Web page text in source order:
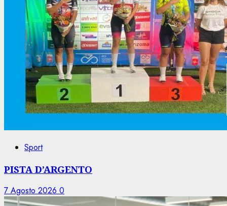
Sport
PISTA D’ARGENTO
7 Agosto 2026 0